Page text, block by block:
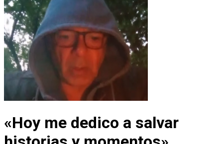
«Hoy me dedico a salvar